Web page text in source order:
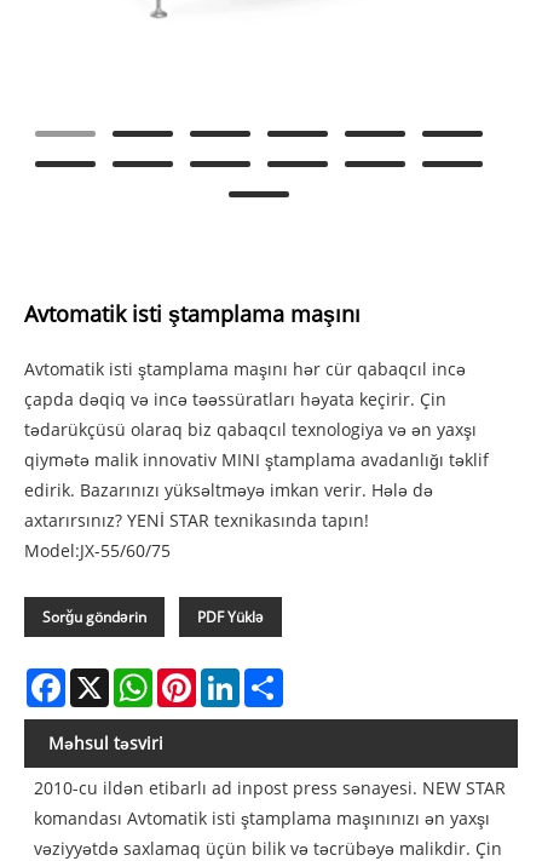
Avtomatik isti ştamplama maşını
Avtomatik isti ştamplama maşını hər cür qabaqcıl incə
çapda dəqiq və incə təəssüratları həyata keçirir. Çin
tədarükçüsü olaraq biz qabaqcıl texnologiya və ən yaxşı
qiymətə malik innovativ MINI ştamplama avadanlığı təklif
edirik. Bazarınızı yüksəltməyə imkan verir. Hələ də
axtarırsınız? YENİ STAR texnikasında tapın!
Model:JX-55/60/75
Sorğu göndərin PDF Yüklə
Facebook
X WhatsAppPinterestLinkedIn
Məhsul təsviri
2010-cu ildən etibarlı ad inpost press sənayesi. NEW STAR
komandası Avtomatik isti ştamplama maşınınızı ən yaxşı
vəziyyətdə saxlamaq üçün bilik və təcrübəyə malikdir. Çin